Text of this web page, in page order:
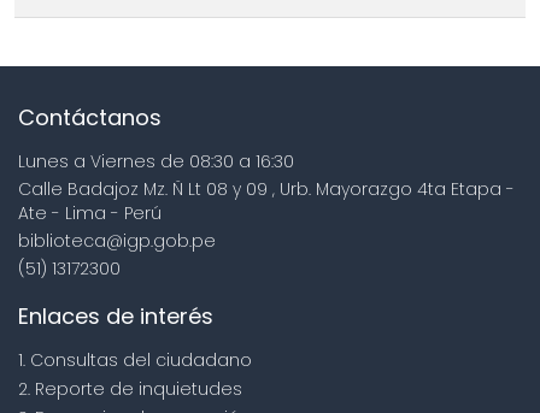
Contáctanos
Lunes a Viernes de 08:30 a 16:30
Calle Badajoz Mz. Ñ Lt 08 y 09 , Urb. Mayorazgo 4ta Etapa -
Ate - Lima - Perú
biblioteca@igp.gob.pe
(51) 13172300
Enlaces de interés
1. Consultas del ciudadano
2. Reporte de inquietudes